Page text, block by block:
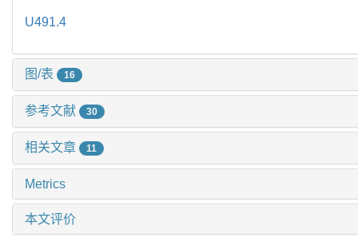
U491.4
图/表 16
参考文献 30
相关文章 11
Metrics
本文评价